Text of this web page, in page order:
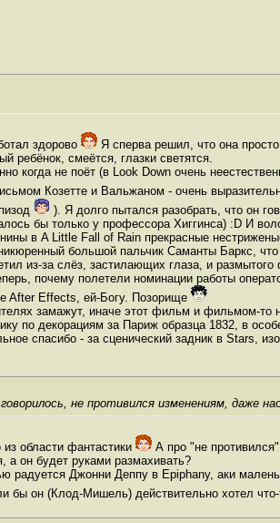
здорово
Я сперва решил, что она
ребёнок, смеётся, глазки светятся.
когда не поёт (в Look Down очень
Козетте и Вальжаном - очень
). Я долго пытался разобрать, что он
бы только у профессора Хиггинса) :D И
в A Little Fall of Rain прекрасные
большой пальчик Саманты Баркс,
из-за слёз, застилающих глаза, и
почему полетели номинации работы
After Effects, ей-Богу. Позорище
замажут, иначе этот фильм и фильмом-то
по декорациям за Париж образца 1832, в
спасибо - за сценический задник в Stars,
не противился изменениям, даже
области фантастики
А про "не
а он будет руками размахивать?
радуется Джонни Деппу в Epiphany, аки
бы он (Клод-Мишель) действительно хотел